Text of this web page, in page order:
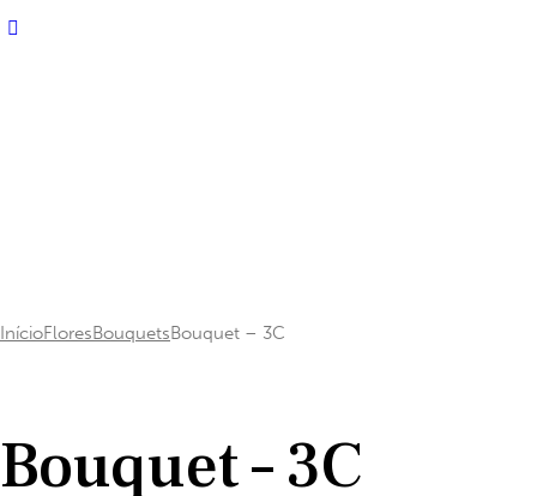
InícioFloresBouquetsBouquet – 3C
Bouquet – 3C